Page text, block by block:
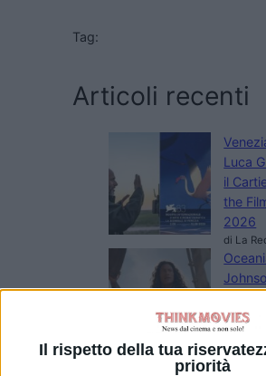
Il rispetto della tua
priorità
Tag:
Articoli recenti
Luca
il
the
2026
di La